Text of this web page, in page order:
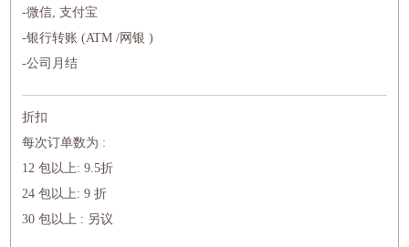
-微信, 支付宝
-银行转账 (ATM /网银 )
-公司月结
折扣
每次订单数为 :
12 包以上: 9.5折
24 包以上: 9 折
30 包以上 : 另议